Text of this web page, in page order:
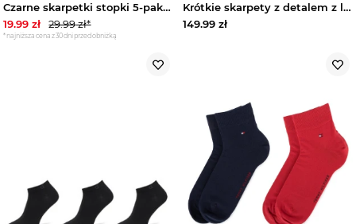
Czarne skarpetki stopki 5-pak House
19.99 zł 29.99zł*
*najniższa cena z 30 dni przed obniżką
Krótkie skarpety z detalem z logo w zestawie 5 szt. Boss Biały
149.99 zł